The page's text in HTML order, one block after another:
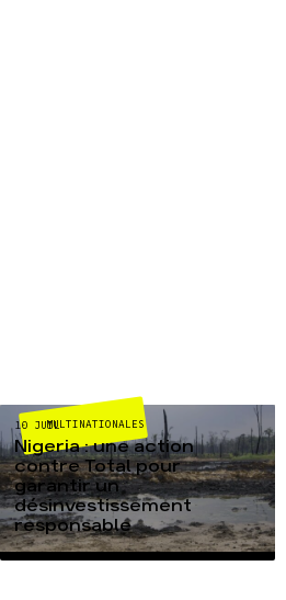
MULTINATIONALES
10 JUIL
Nigeria : une action
contre Total pour
garantir un
désinvestissement
responsable